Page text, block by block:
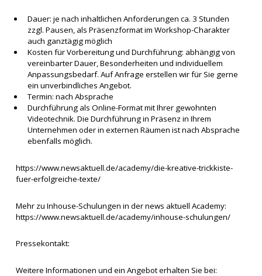
Dauer: je nach inhaltlichen Anforderungen ca. 3 Stunden
zzgl. Pausen, als Präsenzformat im Workshop-Charakter
auch ganztägig möglich
Kosten für Vorbereitung und Durchführung: abhängig von
vereinbarter Dauer, Besonderheiten und individuellem
Anpassungsbedarf. Auf Anfrage erstellen wir für Sie gerne
ein unverbindliches Angebot.
Termin: nach Absprache
Durchführung als Online-Format mit Ihrer gewohnten
Videotechnik. Die Durchführung in Präsenz in Ihrem
Unternehmen oder in externen Räumen ist nach Absprache
ebenfalls möglich.
https://www.newsaktuell.de/academy/die-kreative-trickkiste-
fuer-erfolgreiche-texte/
Mehr zu Inhouse-Schulungen in der news aktuell Academy:
https://www.newsaktuell.de/academy/inhouse-schulungen/
Pressekontakt:
Weitere Informationen und ein Angebot erhalten Sie bei: